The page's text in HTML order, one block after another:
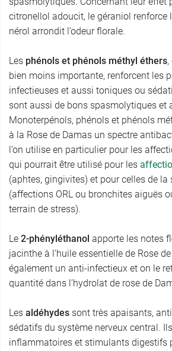
citronellol adoucit, le géraniol renforce
nérol arrondit l’odeur florale.
Les phénols et phénols méthyl éthers
bien moins importante, renforcent les
infectieuses et aussi toniques ou
sont aussi de bons spasmolytiques et
Monoterpénols, phénols et phénols
à la Rose de Damas un spectre
l’on utilise en particulier pour les
qui pourrait être utilisé pour les
(aphtes, gingivites) et pour celles de la
(affections ORL ou bronchites aiguës
terrain de stress).
Le 2-phényléthanol apporte les notes
jacinthe à l’huile essentielle de Rose de
également un anti-infectieux et on le
quantité dans l’hydrolat de rose de
Les aldéhydes sont très apaisants,
sédatifs du système nerveux central.
inflammatoires et stimulants digestifs